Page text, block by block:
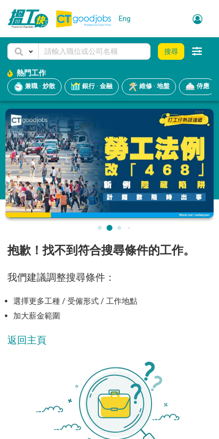
Eng
搜尋
熱門工作
兼職 · 炒散 銀行 · 金融 維修 · 地盤 侍應
抱歉！找不到符合搜尋條件的工作。
我們建議調整搜尋條件：
選擇更多工種 / 受僱形式 / 工作地點
加大薪金範圍
返回主頁